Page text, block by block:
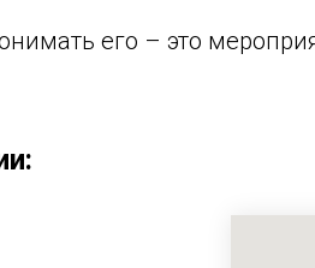
его – это